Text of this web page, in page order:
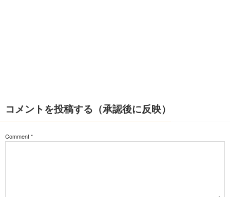
コメントを投稿する（承認後に反映）
Comment*